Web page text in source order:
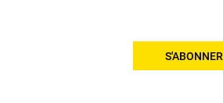
S'ABONNER